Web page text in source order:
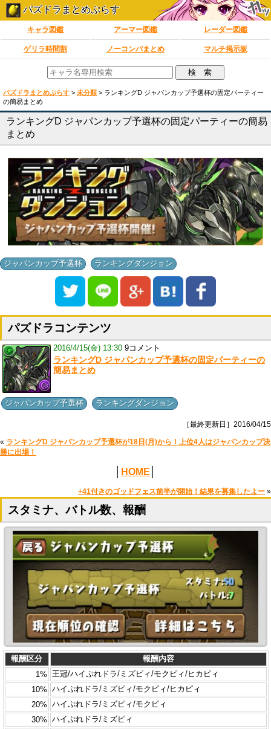
パズドラまとめぷらす
キャラ図鑑 アーマー図鑑 レーダー図鑑
ゲリラ時間割 ノーコンパまとめ マルチ掲示板
パズドラまとめぷらす > 未分類 > ランキングD ジャパンカップ予選杯の固定パーティー
の簡易まとめ
ランキングD ジャパンカップ予選杯の固定パーティーの簡易
まとめ
ジャパンカップ予選杯 ランキングダンジョン
パズドラコンテンツ
2016/4/15(金) 13:30 9コメント
ランキングD ジャパンカップ予選杯の固定パーティーの
簡易まとめ
ジャパンカップ予選杯 ランキングダンジョン
［最終更新日］2016/04/15
« ランキングD ジャパンカップ予選杯が18日(月)から！上位4人はジャパンカップ決
勝に出場！
HOME
+41付きのゴッドフェス前半が開始！結果を募集したよー »
スタミナ、バトル数、報酬
報酬区分
報酬内容
1% 王冠/ハイぷれドラ/ミズピィ/モクピィ/ヒカピィ
10% ハイぷれドラ/ミズピィ/モクピィ/ヒカピィ
20% ハイぷれドラ/ミズピィ/モクピィ
30% ハイぷれドラ/ミズピィ